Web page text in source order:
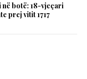
në botë: 18-vjeçari
prej vitit 1717